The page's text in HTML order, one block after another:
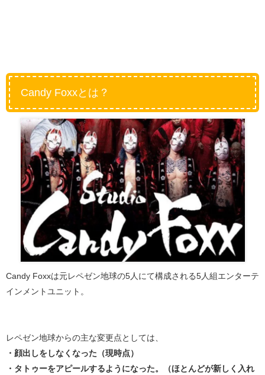
Candy Foxxとは？
Candy Foxxは元レペゼン地球の5人にて構成される5人組エンターテ
インメントユニット。
レペゼン地球からの主な変更点としては、
・顔出しをしなくなった（現時点）
・タトゥーをアピールするようになった。（ほとんどが新しく入れ